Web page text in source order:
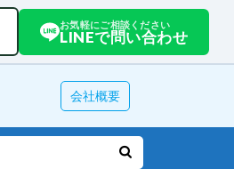
お気軽にご相談ください
LINEで問い合わせ
会社概要